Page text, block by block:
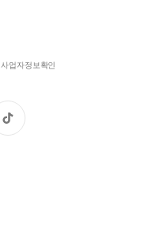
사업자정보확인
틱
톡